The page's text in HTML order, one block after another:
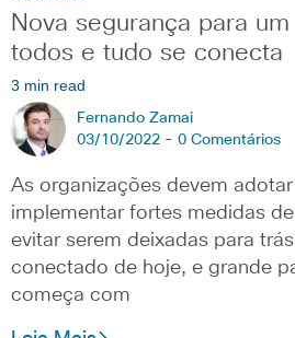
Nova segurança para
todos e tudo se conecta
3 min read
Fernando Zamai
03/10/2022 - 0 Comentários
As organizações devem
implementar fortes medidas
evitar serem deixadas para
conectado de hoje, e grande
começa com